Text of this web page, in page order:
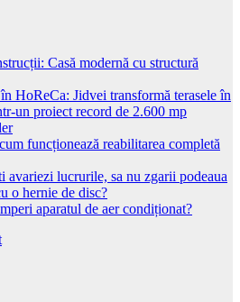
Casă modernă cu structură
HoReCa: Jidvei transformă terasele în
un proiect record de 2.600 mp
funcționează reabilitarea completă
avariezi lucrurile, sa nu zgarii podeaua
o hernie de disc?
aparatul de aer condiționat?